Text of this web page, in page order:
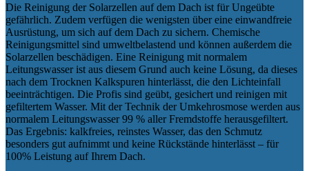
Die Reinigung der Solarzellen auf dem Dach ist für Ungeübte
gefährlich. Zudem verfügen die wenigsten über eine einwandfreie
Ausrüstung, um sich auf dem Dach zu sichern. Chemische
Reinigungsmittel sind umweltbelastend und können außerdem die
Solarzellen beschädigen. Eine Reinigung mit normalem
Leitungswasser ist aus diesem Grund auch keine Lösung, da dieses
nach dem Trocknen Kalkspuren hinterlässt, die den Lichteinfall
beeinträchtigen. Die Profis sind geübt, gesichert und reinigen mit
gefiltertem Wasser. Mit der Technik der Umkehrosmose werden aus
normalem Leitungswasser 99 % aller Fremdstoffe herausgefiltert.
Das Ergebnis: kalkfreies, reinstes Wasser, das den Schmutz
besonders gut aufnimmt und keine Rückstände hinterlässt – für
100% Leistung auf Ihrem Dach.